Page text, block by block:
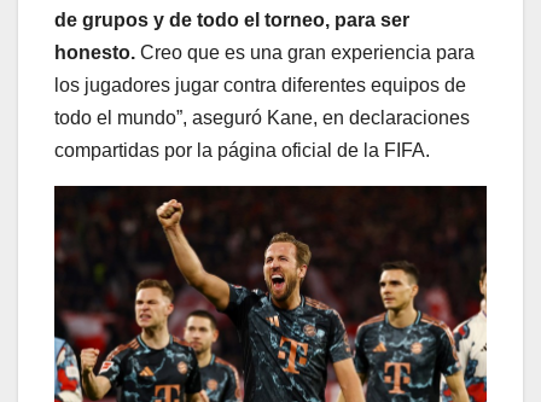
de grupos y de todo el torneo, para ser
honesto. Creo que es una gran experiencia para
los jugadores jugar contra diferentes equipos de
todo el mundo”, aseguró Kane, en declaraciones
compartidas por la página oficial de la FIFA.